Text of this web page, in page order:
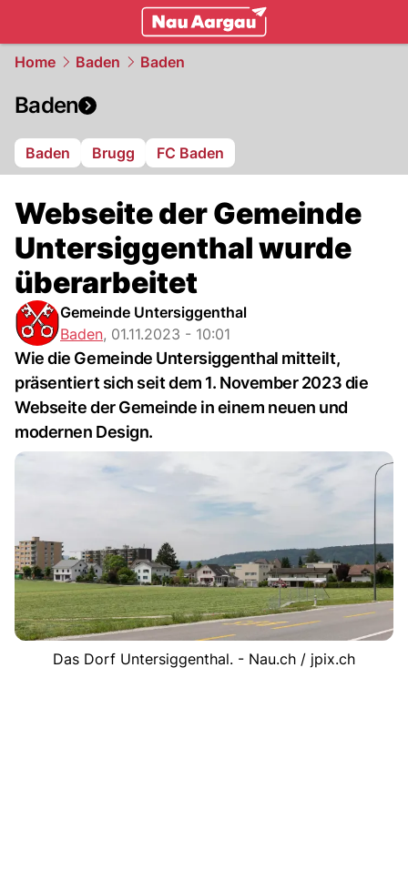
Home Baden Baden
Baden
Baden Brugg FC Baden
Webseite der Gemeinde
Untersiggenthal wurde
überarbeitet
Gemeinde Untersiggenthal
Baden, 01.11.2023 - 10:01
Wie die Gemeinde Untersiggenthal mitteilt,
präsentiert sich seit dem 1. November 2023 die
Webseite der Gemeinde in einem neuen und
modernen Design.
Das Dorf Untersiggenthal. - Nau.ch / jpix.ch